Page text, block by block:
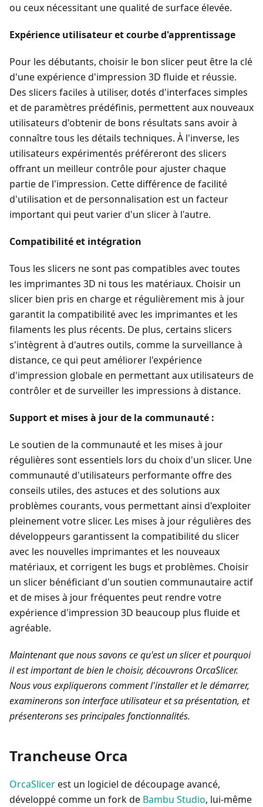
ou ceux nécessitant une qualité de surface élevée.
Expérience utilisateur et courbe d'apprentissage
Pour les débutants, choisir le bon slicer peut être la clé
d'une expérience d'impression 3D fluide et réussie.
Des slicers faciles à utiliser, dotés d'interfaces simples
et de paramètres prédéfinis, permettent aux nouveaux
utilisateurs d'obtenir de bons résultats sans avoir à
connaître tous les détails techniques. À l'inverse, les
utilisateurs expérimentés préféreront des slicers
offrant un meilleur contrôle pour ajuster chaque
partie de l'impression. Cette différence de facilité
d'utilisation et de personnalisation est un facteur
important qui peut varier d'un slicer à l'autre.
Compatibilité et intégration
Tous les slicers ne sont pas compatibles avec toutes
les imprimantes 3D ni tous les matériaux. Choisir un
slicer bien pris en charge et régulièrement mis à jour
garantit la compatibilité avec les imprimantes et les
filaments les plus récents. De plus, certains slicers
s'intègrent à d'autres outils, comme la surveillance à
distance, ce qui peut améliorer l'expérience
d'impression globale en permettant aux utilisateurs de
contrôler et de surveiller les impressions à distance.
Support et mises à jour de la communauté :
Le soutien de la communauté et les mises à jour
régulières sont essentiels lors du choix d'un slicer. Une
communauté d'utilisateurs performante offre des
conseils utiles, des astuces et des solutions aux
problèmes courants, vous permettant ainsi d'exploiter
pleinement votre slicer. Les mises à jour régulières des
développeurs garantissent la compatibilité du slicer
avec les nouvelles imprimantes et les nouveaux
matériaux, et corrigent les bugs et problèmes. Choisir
un slicer bénéficiant d'un soutien communautaire actif
et de mises à jour fréquentes peut rendre votre
expérience d'impression 3D beaucoup plus fluide et
agréable.
Maintenant que nous savons ce qu'est un slicer et pourquoi
il est important de bien le choisir, découvrons OrcaSlicer.
Nous vous expliquerons comment l'installer et le démarrer,
examinerons son interface utilisateur et sa présentation, et
présenterons ses principales fonctionnalités.
Trancheuse Orca
OrcaSlicerest un logiciel de découpage avancé,
développé comme un fork de Bambu Studio, lui-même